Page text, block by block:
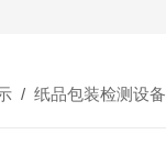
/ 纸品包装检测设备